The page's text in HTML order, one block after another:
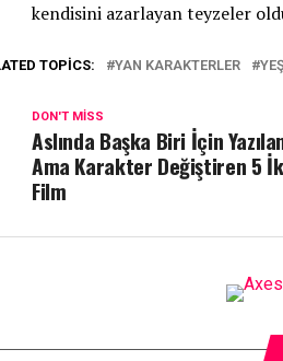
kendisini azarlayan teyzeler
TOPICS: YAN KARAKTERLER
DON'T MISS
Aslında Başka Biri İçin
Ama Karakter Değiştiren 5
Film